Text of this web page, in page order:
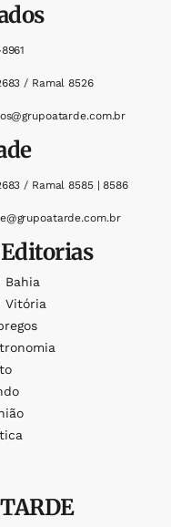
/ Ramal 8526
/ Ramal 8585 | 8586
Bahia
Vitória